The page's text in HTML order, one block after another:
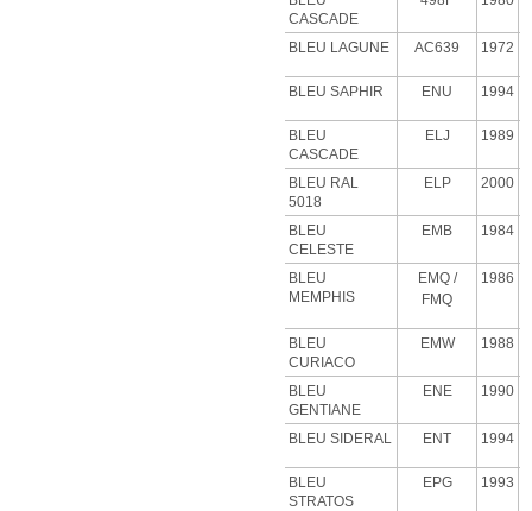
CASCADE
BLEU LAGUNE AC639 1972
BLEU SAPHIR ENU 1994
BLEU
CASCADE
ELJ 1989
BLEU RAL
5018
ELP 2000
BLEU
CELESTE
EMB 1984
BLEU
MEMPHIS
EMQ /
FMQ
1986
BLEU
CURIACO
EMW 1988
BLEU
GENTIANE
ENE 1990
BLEU SIDERAL ENT 1994
BLEU
STRATOS
EPG 1993